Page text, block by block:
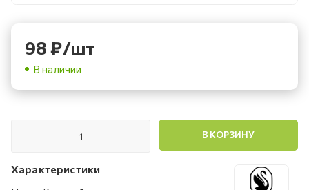
98₽/шт
В наличии
В КОРЗИНУ
Характеристики